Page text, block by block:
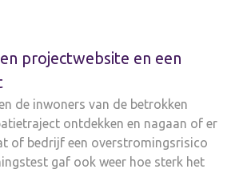
projectwebsite en een
de inwoners van de betrokken
ontdekken en nagaan of er
of bedrijf een overstromingsrisico
gaf ook weer hoe sterk het